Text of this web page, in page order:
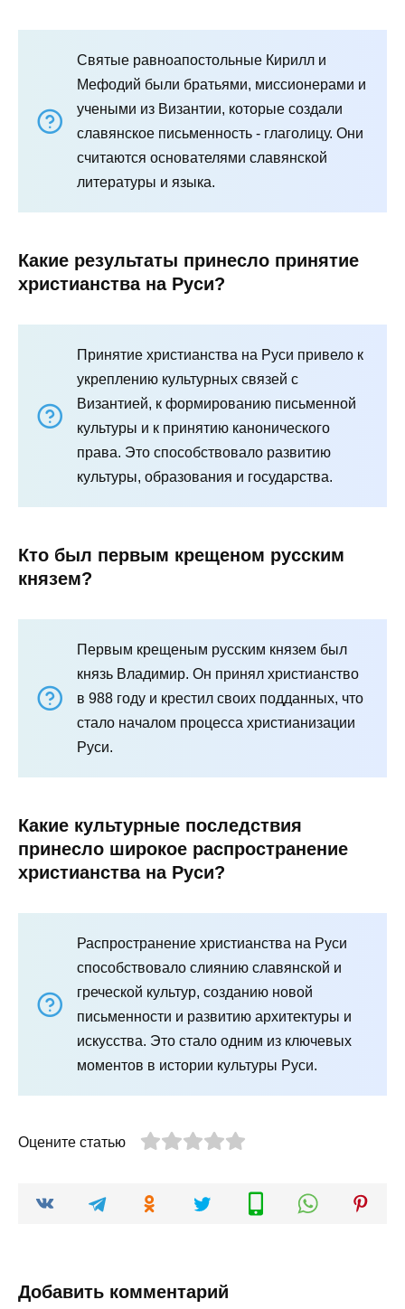
Святые равноапостольные Кирилл и
Мефодий были братьями, миссионерами и
учеными из Византии, которые создали
славянское письменность - глаголицу. Они
считаются основателями славянской
литературы и языка.
Какие результаты принесло принятие
христианства на Руси?
Принятие христианства на Руси привело к
укреплению культурных связей с
Византией, к формированию письменной
культуры и к принятию канонического
права. Это способствовало развитию
культуры, образования и государства.
Кто был первым крещеном русским
князем?
Первым крещеным русским князем был
князь Владимир. Он принял христианство
в 988 году и крестил своих подданных, что
стало началом процесса христианизации
Руси.
Какие культурные последствия
принесло широкое распространение
христианства на Руси?
Распространение христианства на Руси
способствовало слиянию славянской и
греческой культур, созданию новой
письменности и развитию архитектуры и
искусства. Это стало одним из ключевых
моментов в истории культуры Руси.
Оцените статью
Добавить комментарий